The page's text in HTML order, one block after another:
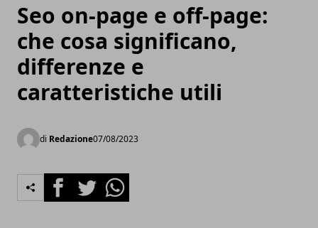
Seo on-page e off-page:
che cosa significano,
differenze e
caratteristiche utili
di Redazione07/08/2023
FacebookTwitterWhatsapp